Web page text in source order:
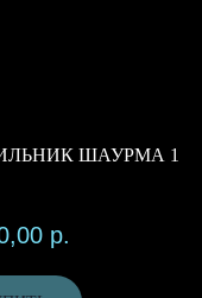
ШАУРМА 1
р.